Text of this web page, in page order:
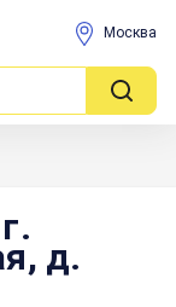
Москва
д.